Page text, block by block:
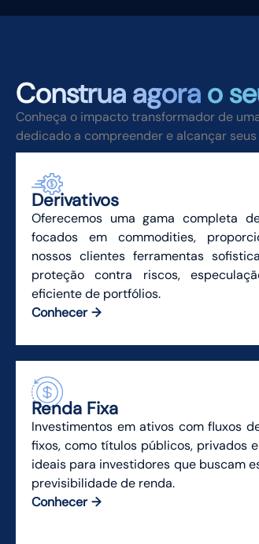
Construa agorao
Conheça o impacto transformador de
dedicado a compreender e alcançar
Derivativos
Oferecemos uma gama completa
focados em commodities,
nossos clientes ferramentas
proteção contra riscos,
eficiente de portfólios.
Conhecer
Renda Fixa
Investimentos em ativos com fluxos
fixos, como títulos públicos, privados
ideais para investidores que buscam
previsibilidade de renda.
Conhecer